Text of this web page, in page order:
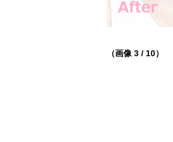
（画像 3 / 10）